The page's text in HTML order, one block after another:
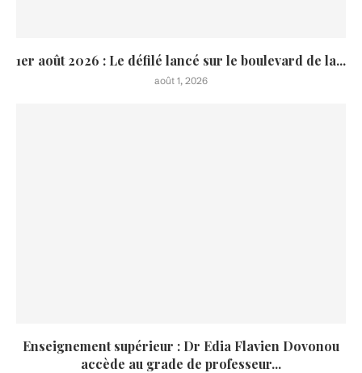
1er août 2026 : Le défilé lancé sur le boulevard de la...
août 1, 2026
Enseignement supérieur : Dr Edia Flavien Dovonou
accède au grade de professeur...